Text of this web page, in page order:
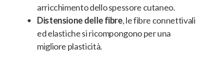
arricchimento dello spessore cutaneo.
Distensione delle fibre, le fibre connettivali
ed elastiche si ricompongono per una
migliore plasticità.